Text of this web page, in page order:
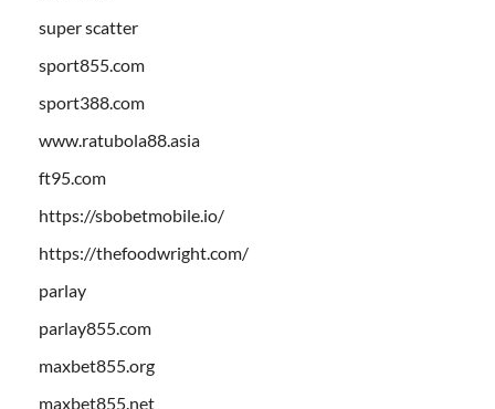
super scatter
sport855.com
sport388.com
www.ratubola88.asia
ft95.com
https://sbobetmobile.io/
https://thefoodwright.com/
parlay
parlay855.com
maxbet855.org
maxbet855.net